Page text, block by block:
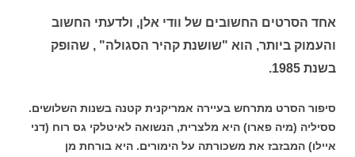
אחד הסרטים החשובים של וודי אלן, ולדעתי החשוב
והעמוק ביותר, הוא "שושנת קהיר הסגולה" , שהופק
בשנת 1985.
סיפור הסרט מתרחש בעיירה אמריקנית קטנה בשנות השלושים.
ססיליה (מיה פארו) היא מלצרית, הנשואה לאיטלקי גס רוח (דני
איילו) המבזבז את משכורתה על הימורים. היא בורחת מן